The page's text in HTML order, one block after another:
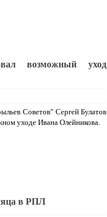
возможный уход
Советов" Сергей Булатов
уходе Ивана Олейникова.
в РПЛ